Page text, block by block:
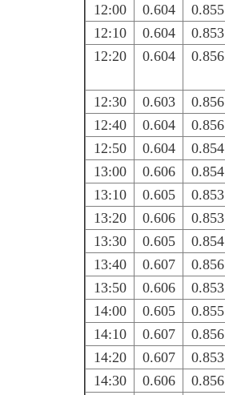
12:00
0.604 0.855
12:10
0.604 0.853
12:20
0.604 0.856
12:30 0.603 0.856
12:40
0.604 0.856
12:50
0.604 0.854
13:00
0.606 0.854
13:10
0.605 0.853
13:20
0.606 0.853
13:30
0.605 0.854
13:40
0.607 0.856
13:50
0.606 0.853
14:00
0.605 0.855
14:10
0.607 0.856
14:20
0.607 0.853
14:30
0.606 0.856